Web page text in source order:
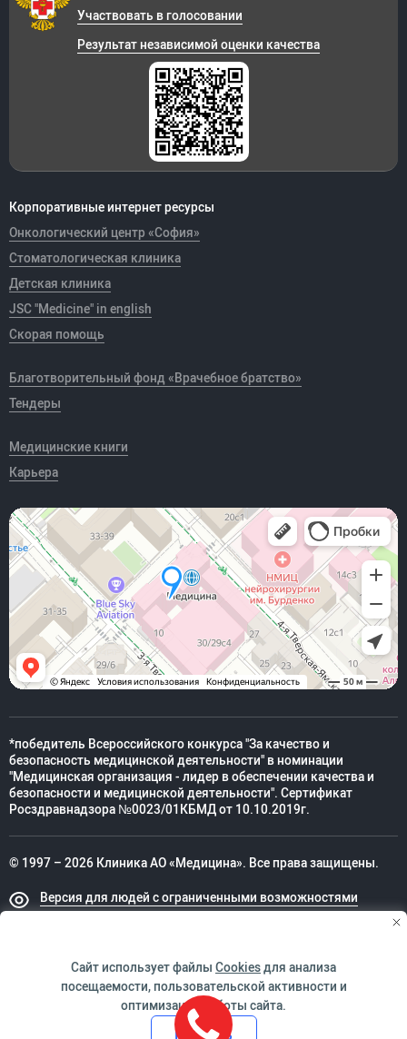
Корпоративные интернет ресурсы
Онкологический центр «София»
Стоматологическая клиника
Детская клиника
JSC "Medicine" in english
Скорая помощь
Благотворительный фонд «Врачебное братство»
Тендеры
Медицинские книги
Карьера
Участвовать в голосовании
Результат независимой оценки качества
*победитель Всероссийского конкурса "За качество и
безопасность медицинской деятельности" в номинации
"Медицинская организация - лидер в обеспечении качества и
безопасности и медицинской деятельности". Сертификат
Росздравнадзора №0023/01КБМД от 10.10.2019г.
© 1997 – 2026 Клиника АО «Медицина». Все права защищены.
Версия для людей с ограниченными возможностями
ИМЕЮТСЯ ПРОТИВОПОКАЗАНИЯ. НЕОБХОДИМО
Сайт использует файлы Cookiesдля анализа
посещаемости, пользовательской активности и
оптимизации работы сайта.
Принять